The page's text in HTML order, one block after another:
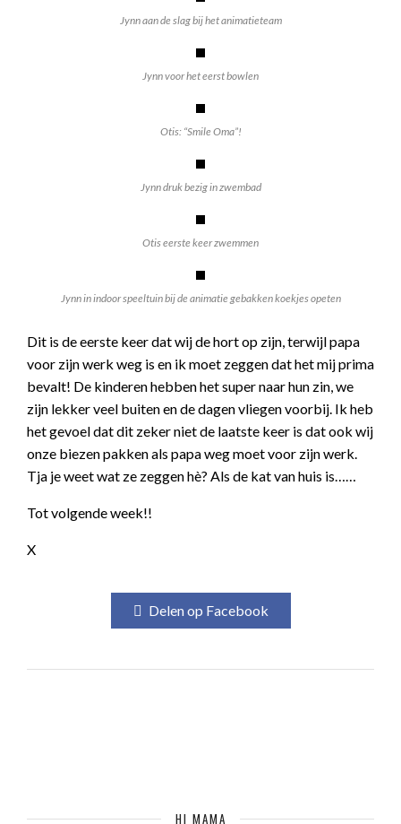
Jynn aan de slag bij het animatieteam
Jynn voor het eerst bowlen
Otis: “Smile Oma”!
Jynn druk bezig in zwembad
Otis eerste keer zwemmen
Jynn in indoor speeltuin bij de animatie gebakken koekjes opeten
Dit is de eerste keer dat wij de hort op zijn, terwijl papa
voor zijn werk weg is en ik moet zeggen dat het mij prima
bevalt! De kinderen hebben het super naar hun zin, we
zijn lekker veel buiten en de dagen vliegen voorbij. Ik heb
het gevoel dat dit zeker niet de laatste keer is dat ook wij
onze biezen pakken als papa weg moet voor zijn werk.
Tja je weet wat ze zeggen hè? Als de kat van huis is……
Tot volgende week!!
X
Delen op Facebook
HI MAMA